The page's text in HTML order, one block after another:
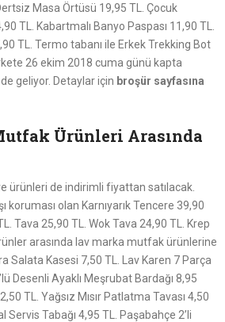
Masa Örtüsü 19,95 TL. Çocuk
TL. Kabartmalı Banyo Paspası 11,90 TL.
TL. Termo tabanı ile Erkek Trekking Bot
26 ekim 2018 cuma günü kapta
geliyor. Detaylar için broşür sayfasına
Ürünleri Arasında
ürünleri de indirimli fiyattan satılacak.
koruması olan Karnıyarık Tencere 39,90
Tava 25,90 TL. Wok Tava 24,90 TL. Krep
arasında lav marka mutfak ürünlerine
Salata Kasesi 7,50 TL. Lav Karen 7 Parça
Desenli Ayaklı Meşrubat Bardağı 8,95
TL. Yağsız Mısır Patlatma Tavası 4,50
Servis Tabağı 4,95 TL. Paşabahçe 2’li